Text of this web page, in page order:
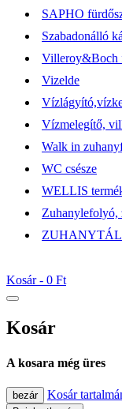
SAPHO
Szabadonálló
Villeroy&Boch
Vizelde
Vízmelegítő,
Walk in
WC csésze
WELLIS
Zuhanylefolyó,
Kosár - 0 Ft
Kosár
A kosara még üres
bezár Kosár